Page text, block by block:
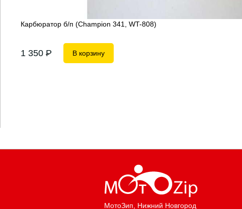
Карбюратор б/п (Champion 341, WT-808)
1 350 P В корзину
МотоЗип , Нижний Новгород